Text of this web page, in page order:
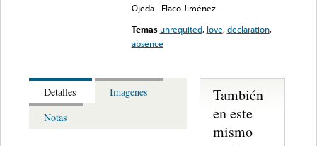
Ojeda - Flaco Jiménez
Temas unrequited, love,declaration,
absence
Detalles
Imagenes
Notas
También
en este
mismo